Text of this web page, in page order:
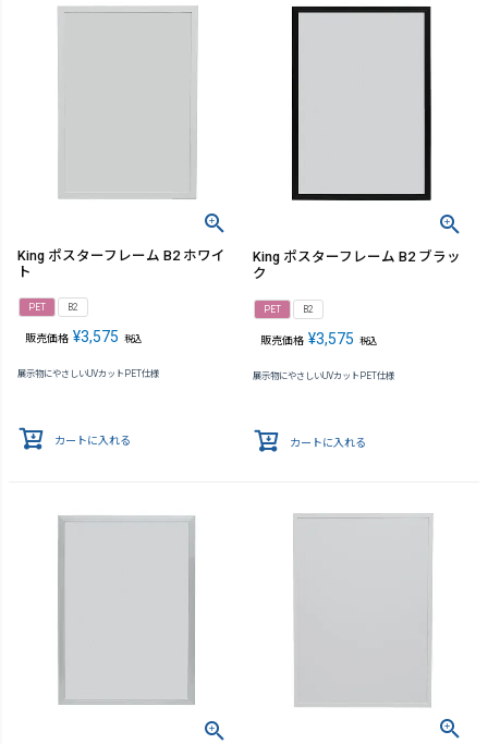
King ポスターフレーム B2 ホワイ
ト
PET B2
販売価格 ¥3,575 税込
展示物にやさしいUVカットPET仕様
カートに入れる
King ポスターフレーム B2 ブラッ
ク
PET B2
販売価格 ¥3,575 税込
展示物にやさしいUVカットPET仕様
カートに入れる